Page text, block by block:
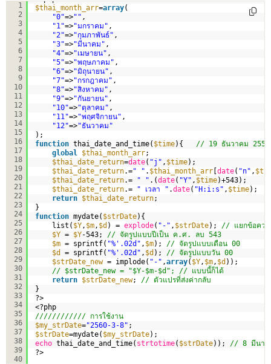
1
2
3
4
5
6
7
8
9
10
11
12
13
14
15
16
17
18
19
20
21
22
23
24
25
26
27
28
29
30
31
32
33
34
35
36
37
38
39
40
$thai_month_arr=array(
"0"=>"" ,
"1"=>"มกราคม" ,
"2"=>"กุมภาพันธ์" ,
"3"=>"มีนาคม" ,
"4"=>"เมษายน" ,
"5"=>"พฤษภาคม" ,
"6"=>"มิถุนายน" ,
"7"=>"กรกฎาคม" ,
"8"=>"สิงหาคม" ,
"9"=>"กันยายน" ,
"10"=>"ตุลาคม" ,
"11"=>"พฤศจิกายน" ,
"12"=>"ธันวาคม"
);
function thai_date_and_time( $time){ // 19 ธันวาคม 2556
global
$thai_month_arr;
$thai_date_return=date( "j" , $time);
$thai_date_return.=" " . $thai_month_arr [date( "n" ,
$thai_date_return.= " " .(date( "Y" , $time)+543);
$thai_date_return.= " เวลา " .date( "H:i:s" , $time);
return $thai_date_return;
}
function mydate( $strDate){
list( $Y , $m , $d ) = explode( "-" , $strDate); // แยกข้อควา
$Y = $Y-543; // จัดรูปแบบปีเป็น ค.ศ. ลบ 543
$m = sprintf( "%'.02d" , $m); // จัดรูปแบบเดือน 00
$d
= sprintf( "%'.02d" , $d ); // จัดรูปแบบวัน 00
$strDate_new = implode( "-" ,array( $Y , $m , $d ));
// $strDate_new = "$Y-$m-$d"; // แบบนี้ก็ได้
return $strDate_new; // ตัวแปรที่ส่งค่ากลับ
}
?>
<?php
//////////// การใช้งาน
$my_strDate="2560-3-8" ;
$strDate=mydate( $my_strDate);
echo thai_date_and_time( strtotime( $strDate)); // 8 มีนาค
?>